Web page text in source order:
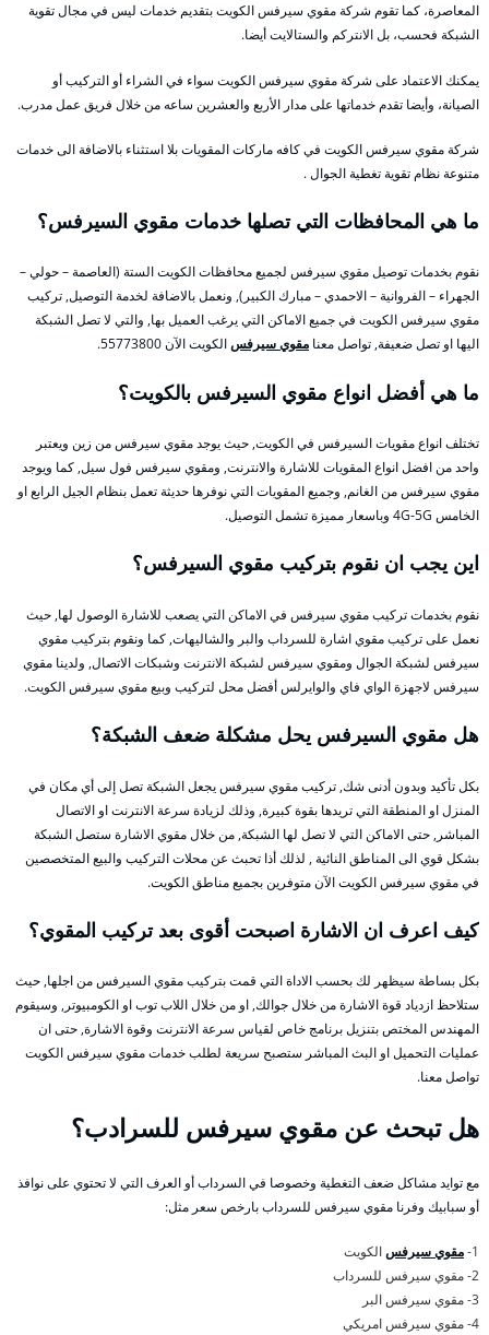
المعاصرة، كما تقوم شركة مقوي سيرفس الكويت بتقديم خدمات ليس في مجال تقوية
الشبكة فحسب، بل الانتركم والستالايت أيضا.
يمكنك الاعتماد على شركة مقوي سيرفس الكويت سواء في الشراء أو التركيب أو
الصيانة، وأيضا تقدم خدماتها على مدار الأربع والعشرين ساعه من خلال فريق عمل مدرب.
شركة مقوي سيرفس الكويت في كافه ماركات المقويات بلا استثناء بالاضافة الى خدمات
متنوعة نظام تقوية تغطية الجوال .
ما هي المحافظات التي تصلها خدمات مقوي السيرفس؟
نقوم بخدمات توصيل مقوي سيرفس لجميع محافظات الكويت الستة (العاصمة – حولي –
الجهراء – الفروانية – الاحمدي – مبارك الكبير), ونعمل بالاضافة لخدمة التوصيل, تركيب
مقوي سيرفس الكويت في جميع الاماكن التي يرغب العميل بها, والتي لا تصل الشبكة
اليها او تصل ضعيفة, تواصل معنا مقوي سيرفسالكويت الآن 55773800.
ما هي أفضل انواع مقوي السيرفس بالكويت؟
تختلف انواع مقويات السيرفس في الكويت, حيث يوجد مقوي سيرفس من زين ويعتبر
واحد من افضل انواع المقويات للاشارة والانترنت, ومقوي سيرفس فول سيل, كما ويوجد
مقوي سيرفس من الغانم, وجميع المقويات التي نوفرها حديثة تعمل بنظام الجيل الرابع او
الخامس 4G-5G وباسعار مميزة تشمل التوصيل.
اين يجب ان نقوم بتركيب مقوي السيرفس؟
نقوم بخدمات تركيب مقوي سيرفس في الاماكن التي يصعب للاشارة الوصول لها, حيث
نعمل على تركيب مقوي اشارة للسرداب والبر والشاليهات, كما ونقوم بتركيب مقوي
سيرفس لشبكة الجوال ومقوي سيرفس لشبكة الانترنت وشبكات الاتصال, ولدينا مقوي
سيرفس لاجهزة الواي فاي والوايرلس أفضل محل لتركيب وبيع مقوي سيرفس الكويت.
هل مقوي السيرفس يحل مشكلة ضعف الشبكة؟
بكل تأكيد وبدون أدنى شك, تركيب مقوي سيرفس يجعل الشبكة تصل إلى أي مكان في
المنزل او المنطقة التي تريدها بقوة كبيرة, وذلك لزيادة سرعة الانترنت او الاتصال
المباشر, حتى الاماكن التي لا تصل لها الشبكة, من خلال مقوي الاشارة ستصل الشبكة
بشكل قوي الى المناطق النائية , لذلك أذا تحبث عن محلات التركيب والبيع المتخصصين
في مقوي سيرفس الكويت الآن متوفرين بجميع مناطق الكويت.
كيف اعرف ان الاشارة اصبحت أقوى بعد تركيب المقوي؟
بكل بساطة سيظهر لك بحسب الاداة التي قمت بتركيب مقوي السيرفس من اجلها, حيث
ستلاحظ ازدياد قوة الاشارة من خلال جوالك, او من خلال اللاب توب او الكومبيوتر, وسيقوم
المهندس المختص بتنزيل برنامج خاص لقياس سرعة الانترنت وقوة الاشارة, حتى ان
عمليات التحميل او البث المباشر ستصبح سريعة لطلب خدمات مقوي سيرفس الكويت
تواصل معنا.
هل تبحث عن مقوي سيرفس للسرادب؟
مع توايد مشاكل ضعف التغطية وخصوصا في السرداب أو العرف التي لا تحتوي على نوافذ
أو سبابيك وفرنا مقوي سيرفس للسرداب بارخص سعر مثل:
1- مقوي سيرفسالكويت
2- مقوي سيرفس للسرداب
3- مقوي سيرفس البر
4- مقوي سيرفس امريكي